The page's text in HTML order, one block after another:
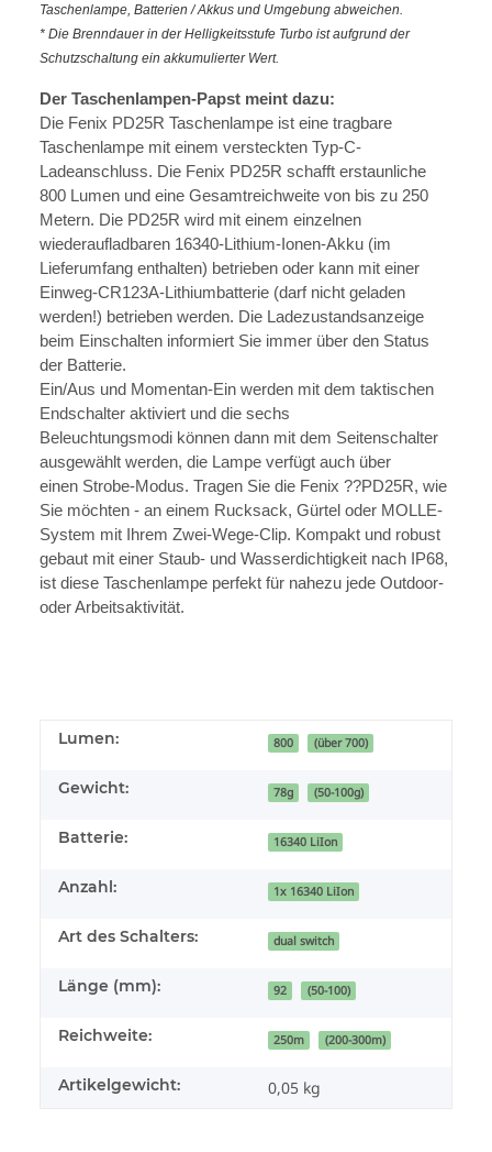
Taschenlampe, Batterien / Akkus und Umgebung abweichen.
* Die Brenndauer in der Helligkeitsstufe Turbo ist aufgrund der
Schutzschaltung ein akkumulierter Wert.
Der Taschenlampen-Papst meint dazu:
Die Fenix PD25R Taschenlampe ist eine tragbare
Taschenlampe mit einem versteckten Typ-C-
Ladeanschluss. Die Fenix PD25R schafft erstaunliche
800 Lumen und eine Gesamtreichweite von bis zu 250
Metern. Die PD25R wird mit einem einzelnen
wiederaufladbaren 16340-Lithium-Ionen-Akku (im
Lieferumfang enthalten) betrieben oder kann mit einer
Einweg-CR123A-Lithiumbatterie (darf nicht geladen
werden!) betrieben werden. Die Ladezustandsanzeige
beim Einschalten informiert Sie immer über den Status
der Batterie.
Ein/Aus und Momentan-Ein werden mit dem taktischen
Endschalter aktiviert und die sechs
Beleuchtungsmodi können dann mit dem Seitenschalter
ausgewählt werden, die Lampe verfügt auch über
einen Strobe-Modus. Tragen Sie die Fenix ??PD25R, wie
Sie möchten - an einem Rucksack, Gürtel oder MOLLE-
System mit Ihrem Zwei-Wege-Clip. Kompakt und robust
gebaut mit einer Staub- und Wasserdichtigkeit nach IP68,
ist diese Taschenlampe perfekt für nahezu jede Outdoor-
oder Arbeitsaktivität.
Lumen: 800 (über 700)
Gewicht: 78g (50-100g)
Batterie: 16340 LiIon
Anzahl: 1x 16340 LiIon
Art des Schalters: dual switch
Länge (mm): 92 (50-100)
Reichweite: 250m (200-300m)
Artikelgewicht: 0,05 kg